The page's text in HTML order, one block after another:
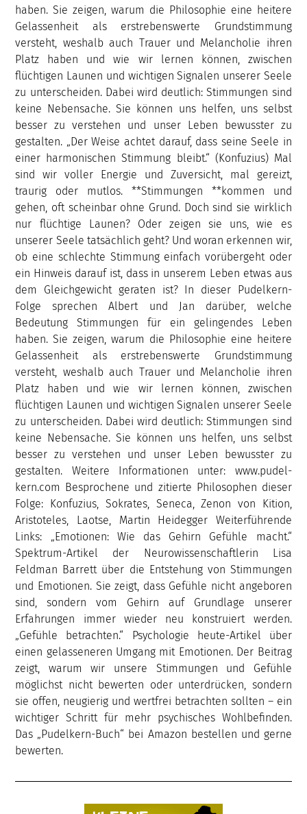
haben. Sie zeigen, warum die Philosophie eine heitere
Gelassenheit als erstrebenswerte Grundstimmung
versteht, weshalb auch Trauer und Melancholie ihren
Platz haben und wie wir lernen können, zwischen
flüchtigen Launen und wichtigen Signalen unserer Seele
zu unterscheiden. Dabei wird deutlich: Stimmungen sind
keine Nebensache. Sie können uns helfen, uns selbst
besser zu verstehen und unser Leben bewusster zu
gestalten. „Der Weise achtet darauf, dass seine Seele in
einer harmonischen Stimmung bleibt.“ (Konfuzius) Mal
sind wir voller Energie und Zuversicht, mal gereizt,
traurig oder mutlos. **Stimmungen **kommen und
gehen, oft scheinbar ohne Grund. Doch sind sie wirklich
nur flüchtige Launen? Oder zeigen sie uns, wie es
unserer Seele tatsächlich geht? Und woran erkennen wir,
ob eine schlechte Stimmung einfach vorübergeht oder
ein Hinweis darauf ist, dass in unserem Leben etwas aus
dem Gleichgewicht geraten ist? In dieser Pudelkern-
Folge sprechen Albert und Jan darüber, welche
Bedeutung Stimmungen für ein gelingendes Leben
haben. Sie zeigen, warum die Philosophie eine heitere
Gelassenheit als erstrebenswerte Grundstimmung
versteht, weshalb auch Trauer und Melancholie ihren
Platz haben und wie wir lernen können, zwischen
flüchtigen Launen und wichtigen Signalen unserer Seele
zu unterscheiden. Dabei wird deutlich: Stimmungen sind
keine Nebensache. Sie können uns helfen, uns selbst
besser zu verstehen und unser Leben bewusster zu
gestalten. Weitere Informationen unter: www.pudel-
kern.com Besprochene und zitierte Philosophen dieser
Folge: Konfuzius, Sokrates, Seneca, Zenon von Kition,
Aristoteles, Laotse, Martin Heidegger Weiterführende
Links: „Emotionen: Wie das Gehirn Gefühle macht.“
Spektrum-Artikel der Neurowissenschaftlerin Lisa
Feldman Barrett über die Entstehung von Stimmungen
und Emotionen. Sie zeigt, dass Gefühle nicht angeboren
sind, sondern vom Gehirn auf Grundlage unserer
Erfahrungen immer wieder neu konstruiert werden.
„Gefühle betrachten.“ Psychologie heute-Artikel über
einen gelasseneren Umgang mit Emotionen. Der Beitrag
zeigt, warum wir unsere Stimmungen und Gefühle
möglichst nicht bewerten oder unterdrücken, sondern
sie offen, neugierig und wertfrei betrachten sollten – ein
wichtiger Schritt für mehr psychisches Wohlbefinden.
Das „Pudelkern-Buch“ bei Amazon bestellen und gerne
bewerten.